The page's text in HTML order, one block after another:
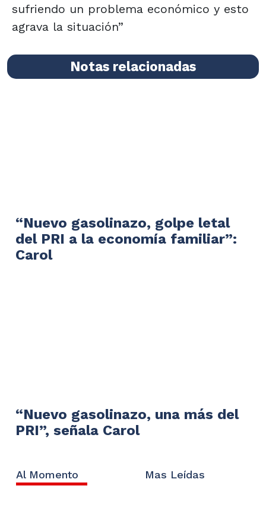
sufriendo un problema económico y esto
agrava la situación”
Notas relacionadas
“Nuevo gasolinazo, golpe letal
del PRI a la economía familiar”:
Carol
“Nuevo gasolinazo, una más del
PRI”, señala Carol
Al Momento Mas Leídas